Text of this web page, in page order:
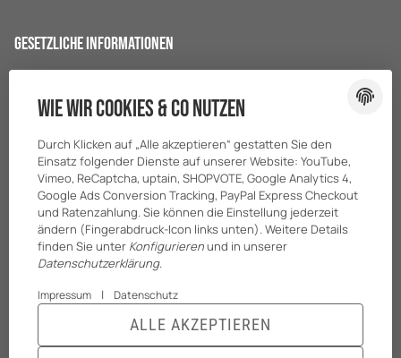
Gesetzliche Informationen
Impressum
Batteriegesetzhinweise
Wie wir Cookies & Co nutzen
Durch Klicken auf „Alle akzeptieren“ gestatten Sie den
Einsatz folgender Dienste auf unserer Website: YouTube,
Vimeo, ReCaptcha, uptain, SHOPVOTE, Google Analytics 4,
Google Ads Conversion Tracking, PayPal Express Checkout
und Ratenzahlung. Sie können die Einstellung jederzeit
ändern (Fingerabdruck-Icon links unten). Weitere Details
finden Sie unter Konfigurierenund in unserer
Datenschutzerklärung.
Impressum | Datenschutz
ALLE AKZEPTIEREN